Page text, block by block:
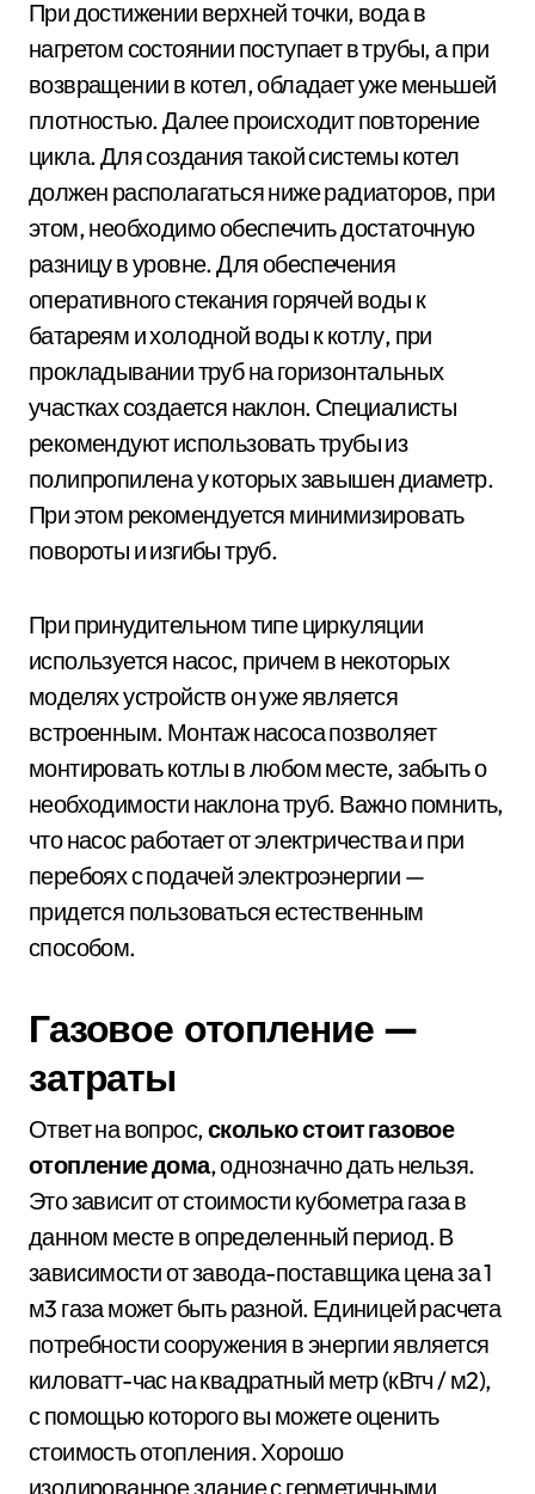
При достижении верхней точки, вода в
нагретом состоянии поступает в трубы, а при
возвращении в котел, обладает уже меньшей
плотностью. Далее происходит повторение
цикла. Для создания такой системы котел
должен располагаться ниже радиаторов, при
этом, необходимо обеспечить достаточную
разницу в уровне. Для обеспечения
оперативного стекания горячей воды к
батареям и холодной воды к котлу, при
прокладывании труб на горизонтальных
участках создается наклон. Специалисты
рекомендуют использовать трубы из
полипропилена у которых завышен диаметр.
При этом рекомендуется минимизировать
повороты и изгибы труб.
При принудительном типе циркуляции
используется насос, причем в некоторых
моделях устройств он уже является
встроенным. Монтаж насоса позволяет
монтировать котлы в любом месте, забыть о
необходимости наклона труб. Важно помнить,
что насос работает от электричества и при
перебоях с подачей электроэнергии —
придется пользоваться естественным
способом.
Газовое отопление —
затраты
Ответ на вопрос,сколько стоит газовое
отопление дома, однозначно дать нельзя.
Это зависит от стоимости кубометра газа в
данном месте в определенный период. В
зависимости от завода-поставщика цена за 1
м3 газа может быть разной. Единицей расчета
потребности сооружения в энергии является
киловатт-час на квадратный метр (кВтч / м2),
с помощью которого вы можете оценить
стоимость отопления. Хорошо
изолированное здание с герметичными